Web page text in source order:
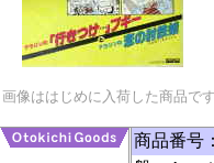
画像ははじめに入荷した商品で
商品番号